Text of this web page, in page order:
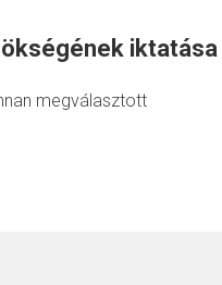
iktatása
megválasztott